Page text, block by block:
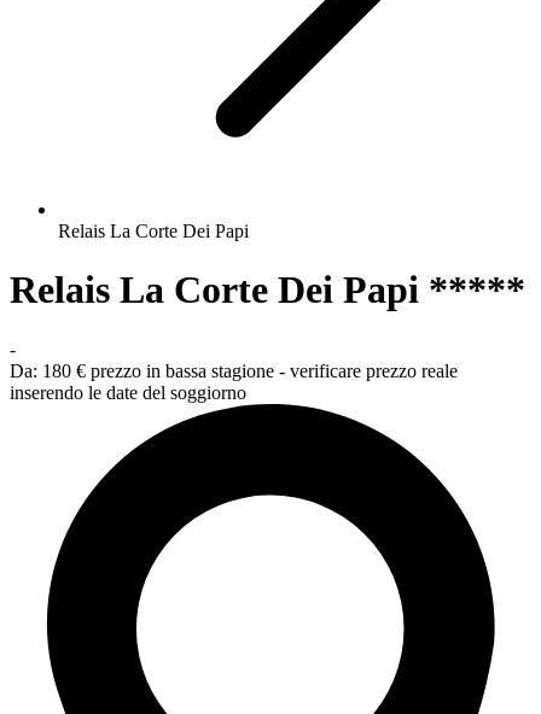
Relais La Corte Dei Papi
Relais La Corte Dei Papi *****
-
Da: 180 € prezzo in bassa stagione - verificare prezzo reale
inserendo le date del soggiorno